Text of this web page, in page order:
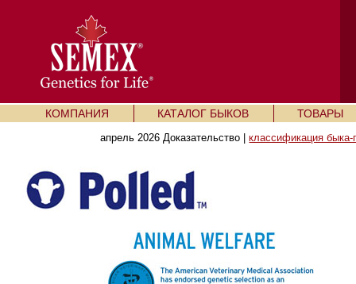
КОМПАНИЯ КАТАЛОГ БЫКОВ ТОВАРЫ
апрель 2026 Доказательство |классификация